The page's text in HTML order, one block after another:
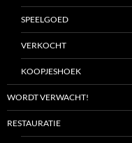
SPEELGOED
VERKOCHT
KOOPJESHOEK
WORDT VERWACHT!
RESTAURATIE